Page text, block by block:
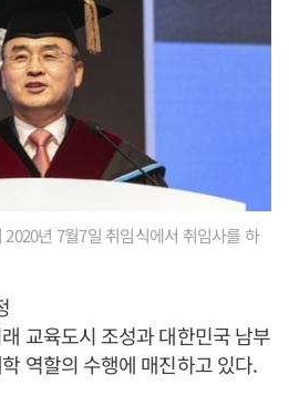
2020년 7월7일 취임식에서 취임사를 하
교육도시 조성과 대한민국 남부
역할의 수행에 매진하고 있다.